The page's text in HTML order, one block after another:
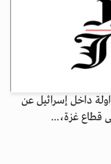
المتداولة داخل إسرائيل عن
قطاع غزة،...